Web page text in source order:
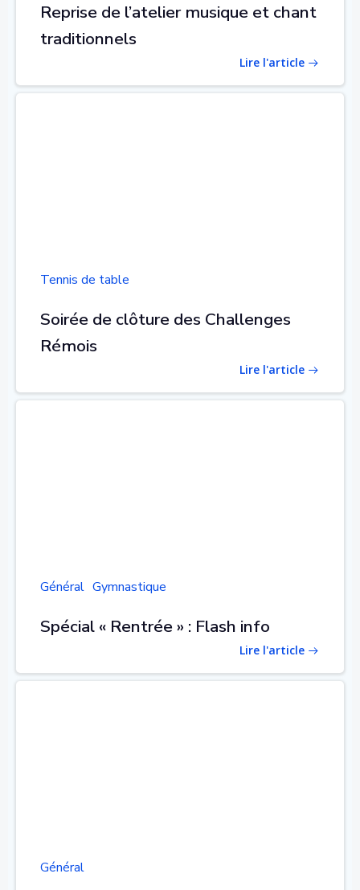
Reprise de l’atelier musique et chant
traditionnels
Lire l'article
Tennis de table
Soirée de clôture des Challenges
Rémois
Lire l'article
Général Gymnastique
Spécial « Rentrée » : Flash info
Lire l'article
Général